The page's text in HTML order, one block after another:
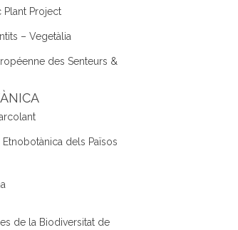
Plant Project
– Vegetàlia
des Senteurs &
Etnobotànica dels Països
de la Biodiversitat de